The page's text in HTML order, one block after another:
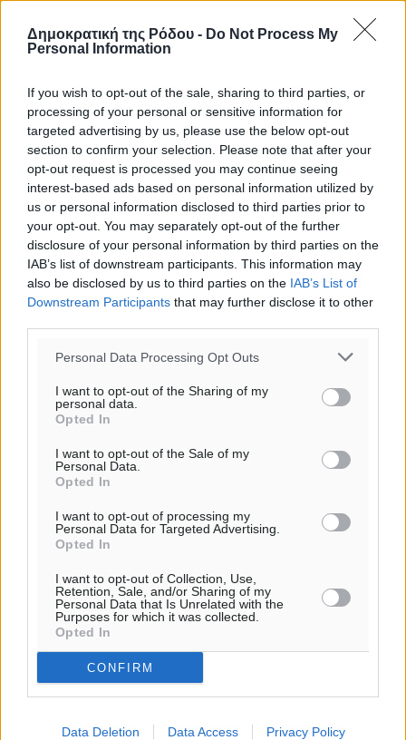
Δημοκρατική της Ρόδου - Do Not Process My
Personal Information
If you wish to opt-out of the sale, sharing to third parties, or
processing of your personal or sensitive information for
targeted advertising by us, please use the below opt-out
section to confirm your selection. Please note that after your
opt-out request is processed you may continue seeing
interest-based ads based on personal information utilized by
us or personal information disclosed to third parties prior to
your opt-out. You may separately opt-out of the further
disclosure of your personal information by third parties on the
IAB’s list of downstream participants. This information may
also be disclosed by us to third parties on the IAB’s List of
Downstream Participants that may further disclose it to other
Personal Data Processing Opt Outs
I want to opt-out of the Sharing of my
personal data.
Opted In
I want to opt-out of the Sale of my
Personal Data.
Opted In
I want to opt-out of processing my
Personal Data for Targeted Advertising.
Opted In
I want to opt-out of Collection, Use,
Retention, Sale, and/or Sharing of my
Personal Data that Is Unrelated with the
Purposes for which it was collected.
Opted In
CONFIRM
Data Deletion Data Access Privacy Policy
Γ.Σ. Διαγόρας: Επέστρεψε στις Ακαδημίες η Ειρήνη
Αθλητικά• πριν 45 λεπτά
ΣΚΟΕ: Σαββατοκύριακο με αγώνες από τον Σ.Σ. Ρόδου
Αθλητικά• πριν 1 ώρα
Συνελήφθη 37χρονη στη Ρόδο γιατί είχε αφήσει τα
τρία ανήλικα παιδιά της χωρίς επιτήρηση